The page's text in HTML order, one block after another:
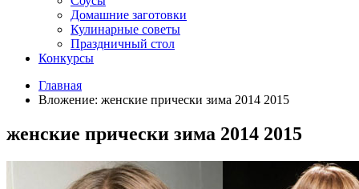
Домашние заготовки
Кулинарные советы
Праздничный стол
Конкурсы
Главная
Вложение: женские прически зима 2014 2015
женские прически зима 2014 2015